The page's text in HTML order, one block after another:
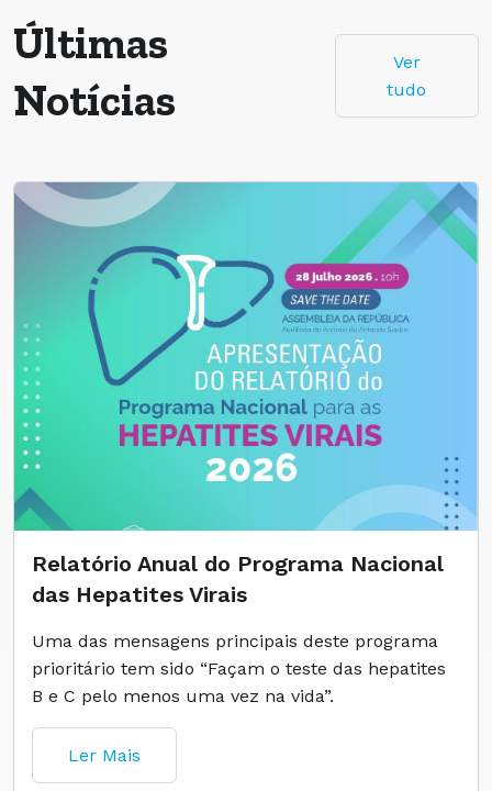
Últimas
Notícias
Ver
tudo
Relatório Anual do Programa Nacional
das Hepatites Virais
Uma das mensagens principais deste programa
prioritário tem sido “Façam o teste das hepatites
B e C pelo menos uma vez na vida”.
Ler Mais